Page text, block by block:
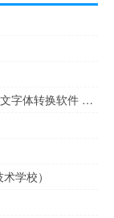
通用藏文字体转换软件 V3.0 官方版（通用藏文字体转换软件 V3.0 官方版功能简介）
学校）